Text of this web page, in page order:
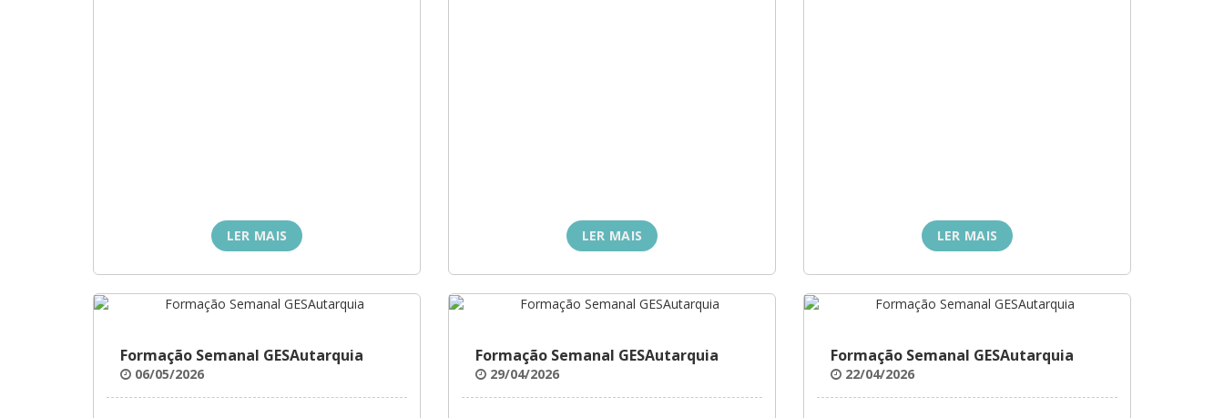
LER MAIS LER MAIS LER MAIS
Formação Semanal GESAutarquia
06/05/2026
Formação Semanal GESAutarquia
29/04/2026
Formação Semanal GESAutarquia
22/04/2026